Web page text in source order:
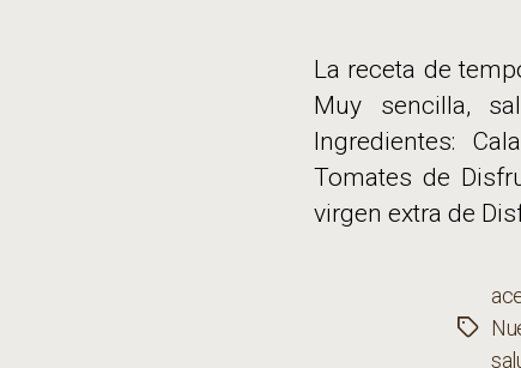
La receta de
Muy sencilla,
Ingredientes:
Tomates de
virgen extra de